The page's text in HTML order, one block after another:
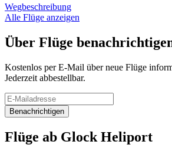
Wegbeschreibung
Alle Flüge anzeigen
Über Flüge
Kostenlos per E-Mail über neue Flüge
Jederzeit abbestellbar.
Benachrichtigen
Flüge ab Glock Heliport